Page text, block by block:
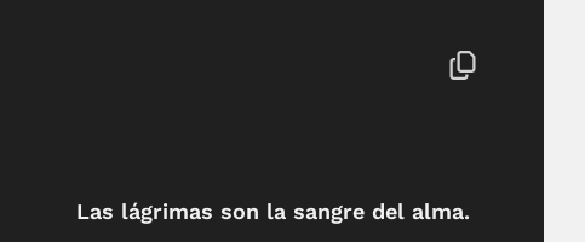
Las lágrimas son la sangre del alma.